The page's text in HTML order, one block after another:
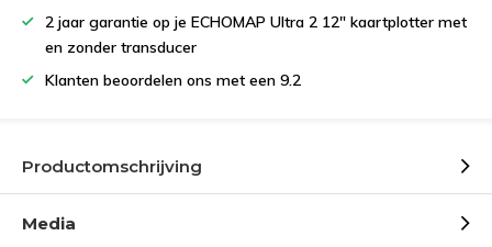
2 jaar garantie op je ECHOMAP Ultra 2 12" kaartplotter met
en zonder transducer
Klanten beoordelen ons met een 9.2
Productomschrijving
Media